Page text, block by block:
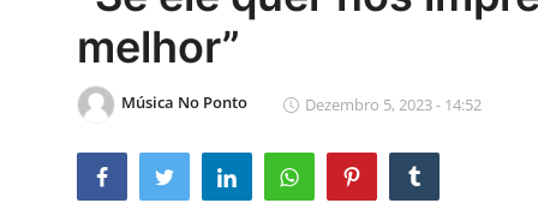
melhor”
Música No Ponto Dezembro 5, 2023 - 14:52